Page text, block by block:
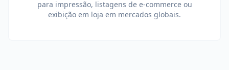
para impressão, listagens de e-commerce ou
exibição em loja em mercados globais.